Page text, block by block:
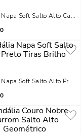
Soft Salto Alto
Soft Salto Alto Preto